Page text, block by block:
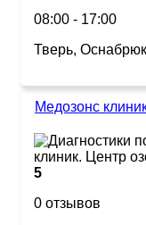
08:00 - 17:00
Тверь,
Медозонс
5
0 отзывов